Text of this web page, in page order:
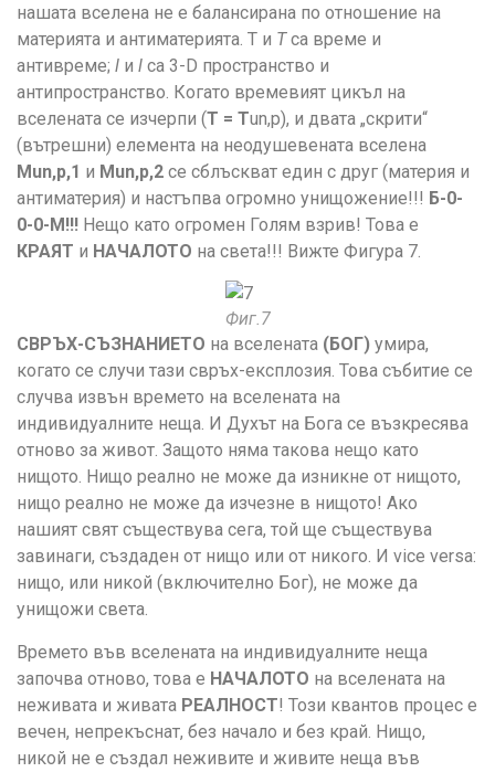
нашата вселена не е балансирана по отношение на
материята и антиматерията. T и Tса време и
антивреме; l и l са 3-D пространство и
антипространство. Когато времевият цикъл на
вселената се изчерпи (T = Tun,p), и двата „скрити“
(вътрешни) елемента на неодушевената вселена
Mun,p,1 и Mun,p,2 се сблъскват един с друг (материя и
антиматерия) и настъпва огромно унищожение!!! Б-0-
0-0-М!!! Нещо като огромен Голям взрив! Това е
КРАЯТ и НАЧАЛОТО на света!!! Вижте Фигура 7.
Фиг.7
СВРЪХ-СЪЗНАНИЕТО на вселената (БОГ) умира,
когато се случи тази свръх-експлозия. Това събитие се
случва извън времето на вселената на
индивидуалните неща. И Духът на Бога се възкресява
отново за живот. Защото няма такова нещо като
нищото. Нищо реално не може да изникне от нищото,
нищо реално не може да изчезне в нищото! Ако
нашият свят съществува сега, той ще съществува
завинаги, създаден от нищо или от никого. И vice versa:
нищо, или никой (включително Бог), не може да
унищожи света.
Времето във вселената на индивидуалните неща
започва отново, това е НАЧАЛОТО на вселената на
неживата и живата РЕАЛНОСТ! Този квантов процес е
вечен, непрекъснат, без начало и без край. Нищо,
никой не е създал неживите и живите неща във